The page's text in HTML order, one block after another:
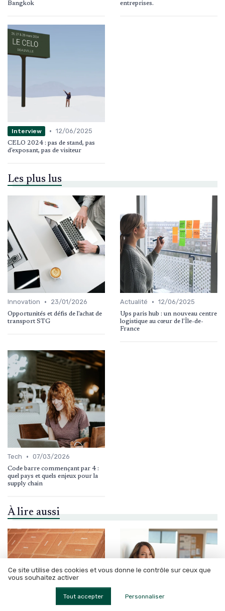
Bangkok
entreprises.
Interview • 12/06/2025
CELO 2024 : pas de stand, pas
d'exposant, pas de visiteur
Les plus lus
Innovation • 23/01/2026
Opportunités et défis de l'achat de
transport STG
Actualité • 12/06/2025
Ups paris hub : un nouveau centre
logistique au cœur de l'Île-de-
France
Tech • 07/03/2026
Code barre commençant par 4 :
quel pays et quels enjeux pour la
supply chain
À lire aussi
Ce site utilise des cookies et vous donne le contrôle sur ceux que
vous souhaitez activer
Tout accepter Personnaliser